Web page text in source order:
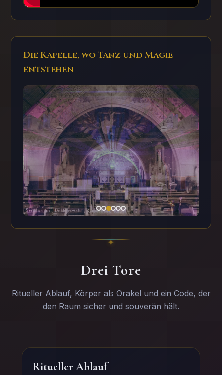
Die Kapelle, wo Tanz und Magie
entstehen
Drei Tore
Ritueller Ablauf, Körper als Orakel und ein Code, der
den Raum sicher und souverän hält.
Ritueller Ablauf